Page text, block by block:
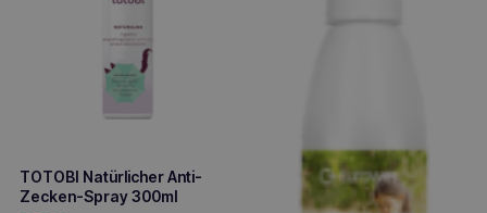
TOTOBI Natürlicher Anti-
Zecken-Spray 300ml